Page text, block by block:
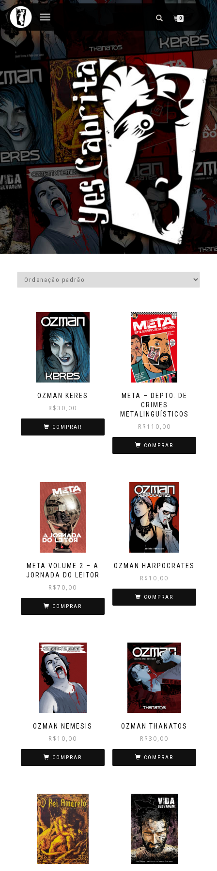
ALTERNAR
NAVEGAÇÃO
0
OZMAN KERES
R$30,00
COMPRAR
META – DEPTO. DE
CRIMES
METALINGUÍSTICOS
R$ 110,00
COMPRAR
META VOLUME 2 – A
JORNADA DO LEITOR
R$70,00
COMPRAR
OZMAN HARPOCRATES
R$ 10,00
COMPRAR
OZMAN NEMESIS
R$ 10,00
COMPRAR
OZMAN THANATOS
R$30,00
COMPRAR